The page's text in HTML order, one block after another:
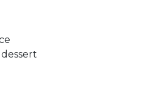
dessert